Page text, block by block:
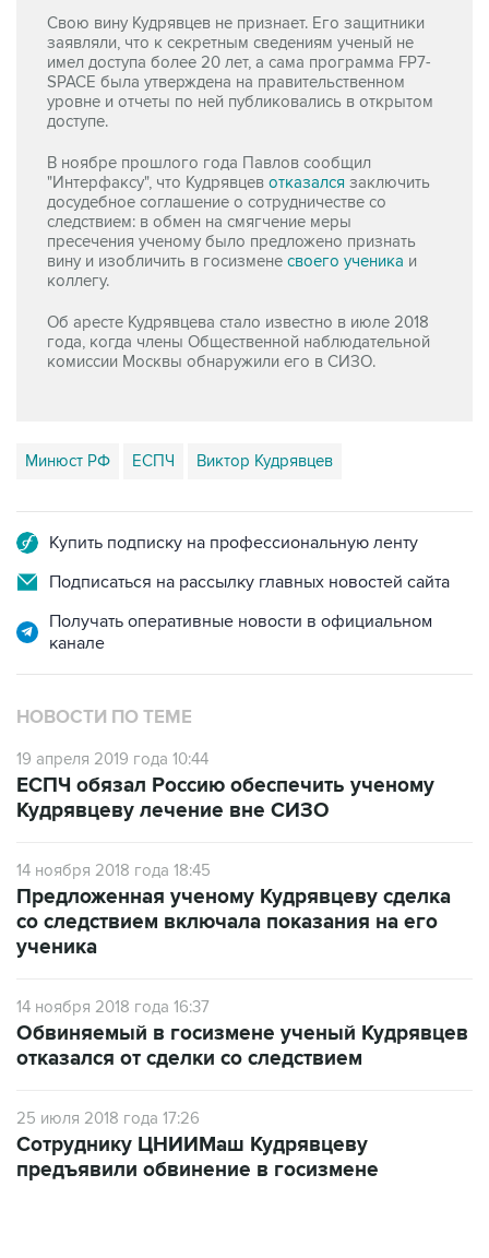
Свою вину Кудрявцев не признает. Его защитники
заявляли, что к секретным сведениям ученый не
имел доступа более 20 лет, а сама программа FP7-
SPACE была утверждена на правительственном
уровне и отчеты по ней публиковались в открытом
доступе.
В ноябре прошлого года Павлов сообщил
"Интерфаксу", что Кудрявцев отказался заключить
досудебное соглашение о сотрудничестве со
следствием: в обмен на смягчение меры
пресечения ученому было предложено признать
вину и изобличить в госизмене своего ученика и
коллегу.
Об аресте Кудрявцева стало известно в июле 2018
года, когда члены Общественной наблюдательной
комиссии Москвы обнаружили его в СИЗО.
Минюст РФ ЕСПЧ Виктор Кудрявцев
Купить подписку на профессиональную ленту
Подписаться на рассылку главных новостей сайта
Получать оперативные новости в официальном
канале
НОВОСТИ ПО ТЕМЕ
19 апреля 2019 года 10:44
ЕСПЧ обязал Россию обеспечить ученому
Кудрявцеву лечение вне СИЗО
14 ноября 2018 года 18:45
Предложенная ученому Кудрявцеву сделка
со следствием включала показания на его
ученика
14 ноября 2018 года 16:37
Обвиняемый в госизмене ученый Кудрявцев
отказался от сделки со следствием
25 июля 2018 года 17:26
Сотруднику ЦНИИМаш Кудрявцеву
предъявили обвинение в госизмене